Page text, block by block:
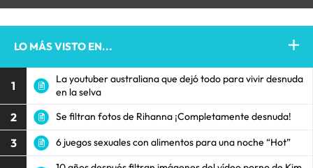
LO MÁS VISTO EN...
1
La youtuber australiana que dejó todo para vivir desnuda
en la selva
2 Se filtran fotos de Rihanna ¡Completamente desnuda!
3 6 juegos sexuales con alimentos para una noche “Hot”